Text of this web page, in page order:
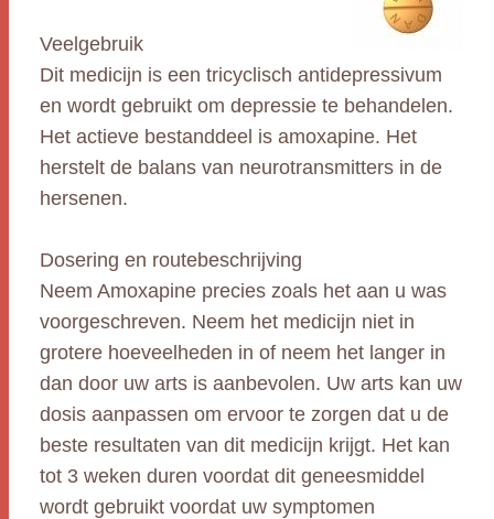
Veelgebruik
Dit medicijn is een tricyclisch antidepressivum
en wordt gebruikt om depressie te behandelen.
Het actieve bestanddeel is amoxapine. Het
herstelt de balans van neurotransmitters in de
hersenen.
Dosering en routebeschrijving
Neem Amoxapine precies zoals het aan u was
voorgeschreven. Neem het medicijn niet in
grotere hoeveelheden in of neem het langer in
dan door uw arts is aanbevolen. Uw arts kan uw
dosis aanpassen om ervoor te zorgen dat u de
beste resultaten van dit medicijn krijgt. Het kan
tot 3 weken duren voordat dit geneesmiddel
wordt gebruikt voordat uw symptomen